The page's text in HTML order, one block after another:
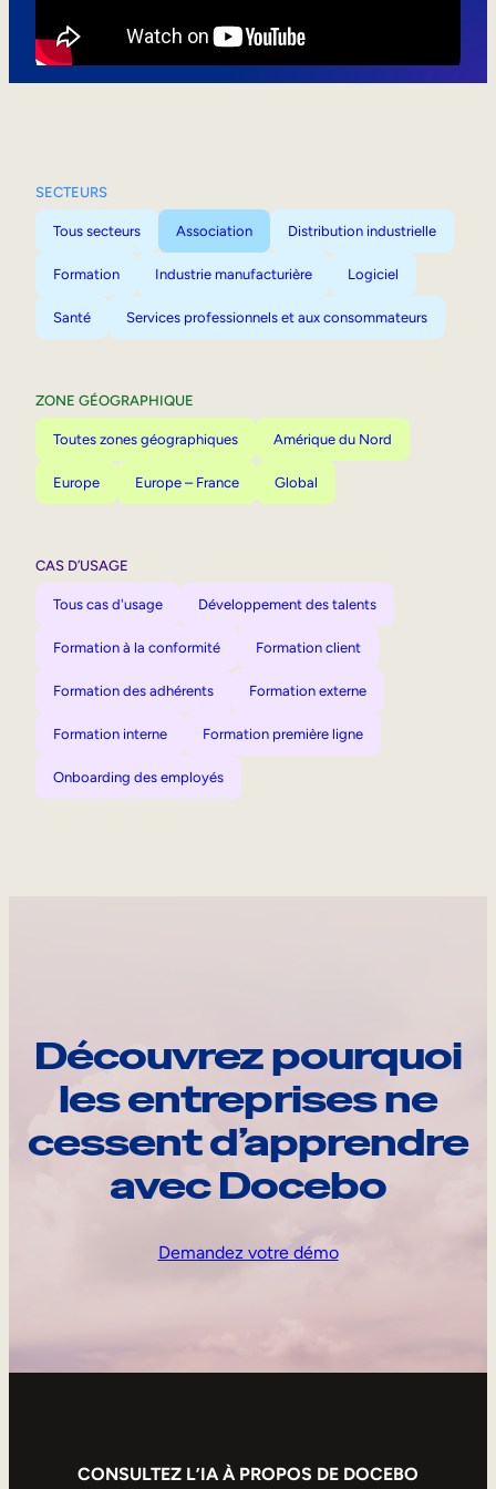
SECTEURS
Tous secteurs Association Distribution industrielle
Formation Industrie manufacturière Logiciel
Santé Services professionnels et aux consommateurs
ZONE GÉOGRAPHIQUE
Toutes zones géographiques Amérique du Nord
Europe Europe – France Global
CAS D’USAGE
Tous cas d'usage Développement des talents
Formation à la conformité Formation client
Formation des adhérents Formation externe
Formation interne Formation première ligne
Onboarding des employés
Découvrez pourquoi
les entreprises ne
cessent d’apprendre
avec Docebo
Demandez votre démo
CONSULTEZ L’IA À PROPOS DE DOCEBO